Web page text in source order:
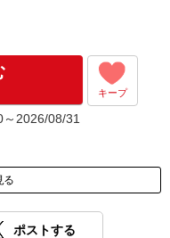
キープ
2026/08/31
る
ポストする